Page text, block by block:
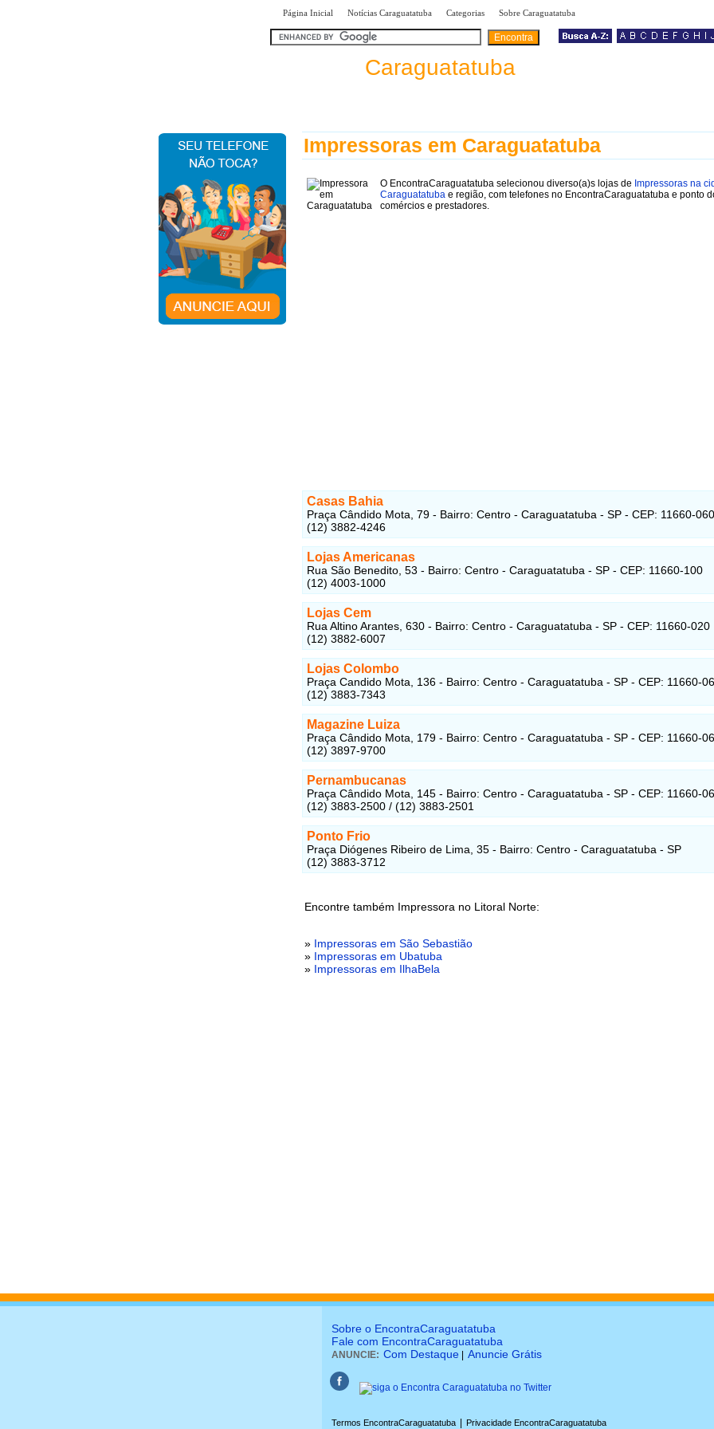
Página Inicial Notícias Caraguatatuba Categorias Sobre Caraguatatuba
Caraguatatuba
Impressoras em Caraguatatuba
O EncontraCaraguatatuba selecionou diverso(a)s lojas de Impressoras na
Caraguatatuba e região, com telefones no EncontraCaraguatatuba e ponto
comércios e prestadores.
Casas Bahia
Praça Cândido Mota, 79 - Bairro: Centro - Caraguatatuba - SP - CEP: 11660-060
(12) 3882-4246
Lojas Americanas
Rua São Benedito, 53 - Bairro: Centro - Caraguatatuba - SP - CEP: 11660-100
(12) 4003-1000
Lojas Cem
Rua Altino Arantes, 630 - Bairro: Centro - Caraguatatuba - SP - CEP: 11660-020
(12) 3882-6007
Lojas Colombo
Praça Candido Mota, 136 - Bairro: Centro - Caraguatatuba - SP - CEP: 11660-
(12) 3883-7343
Magazine Luiza
Praça Cândido Mota, 179 - Bairro: Centro - Caraguatatuba - SP - CEP: 11660-
(12) 3897-9700
Pernambucanas
Praça Cândido Mota, 145 - Bairro: Centro - Caraguatatuba - SP - CEP: 11660-
(12) 3883-2500 / (12) 3883-2501
Ponto Frio
Praça Diógenes Ribeiro de Lima, 35 - Bairro: Centro - Caraguatatuba - SP
(12) 3883-3712
Encontre também Impressora no Litoral Norte:
» Impressoras em São Sebastião
» Impressoras em Ubatuba
» Impressoras em IlhaBela
Sobre o EncontraCaraguatatuba
Fale com EncontraCaraguatatuba
ANUNCIE: Com Destaque Anuncie Grátis
Termos EncontraCaraguatatuba Privacidade EncontraCaraguatatuba